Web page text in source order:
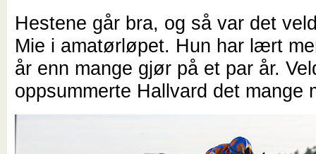
Hestene går bra, og så var det
Mie i amatørløpet. Hun har lært
år enn mange gjør på et par år.
oppsummerte Hallvard det mange